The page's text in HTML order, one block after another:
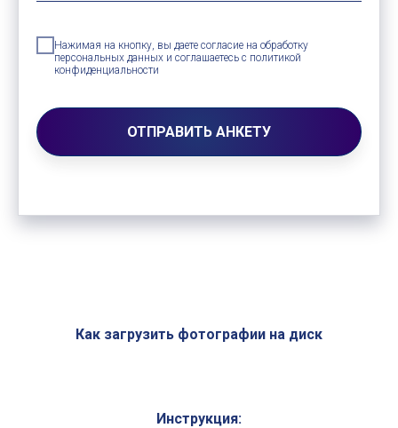
Нажимая на кнопку, вы даете согласие на обработку
персональных данных и соглашаетесь c политикой
конфиденциальности
ОТПРАВИТЬ АНКЕТУ
Как загрузить фотографии на диск
Инструкция: